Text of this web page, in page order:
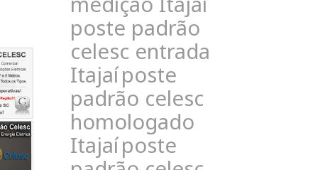
poste padrão
celesc entrada
Itajaíposte
padrão celesc
homologado
Itajaíposte